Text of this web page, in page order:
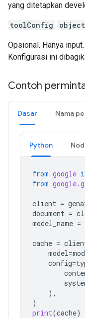
yang ditetapkan
toolConfig
Opsional. Hanya
Konfigurasi ini
Contoh
Dasar Nama
Python
from google
from
client =
document =
model_name =
cache =
model=
config=
),
)
print(cache)